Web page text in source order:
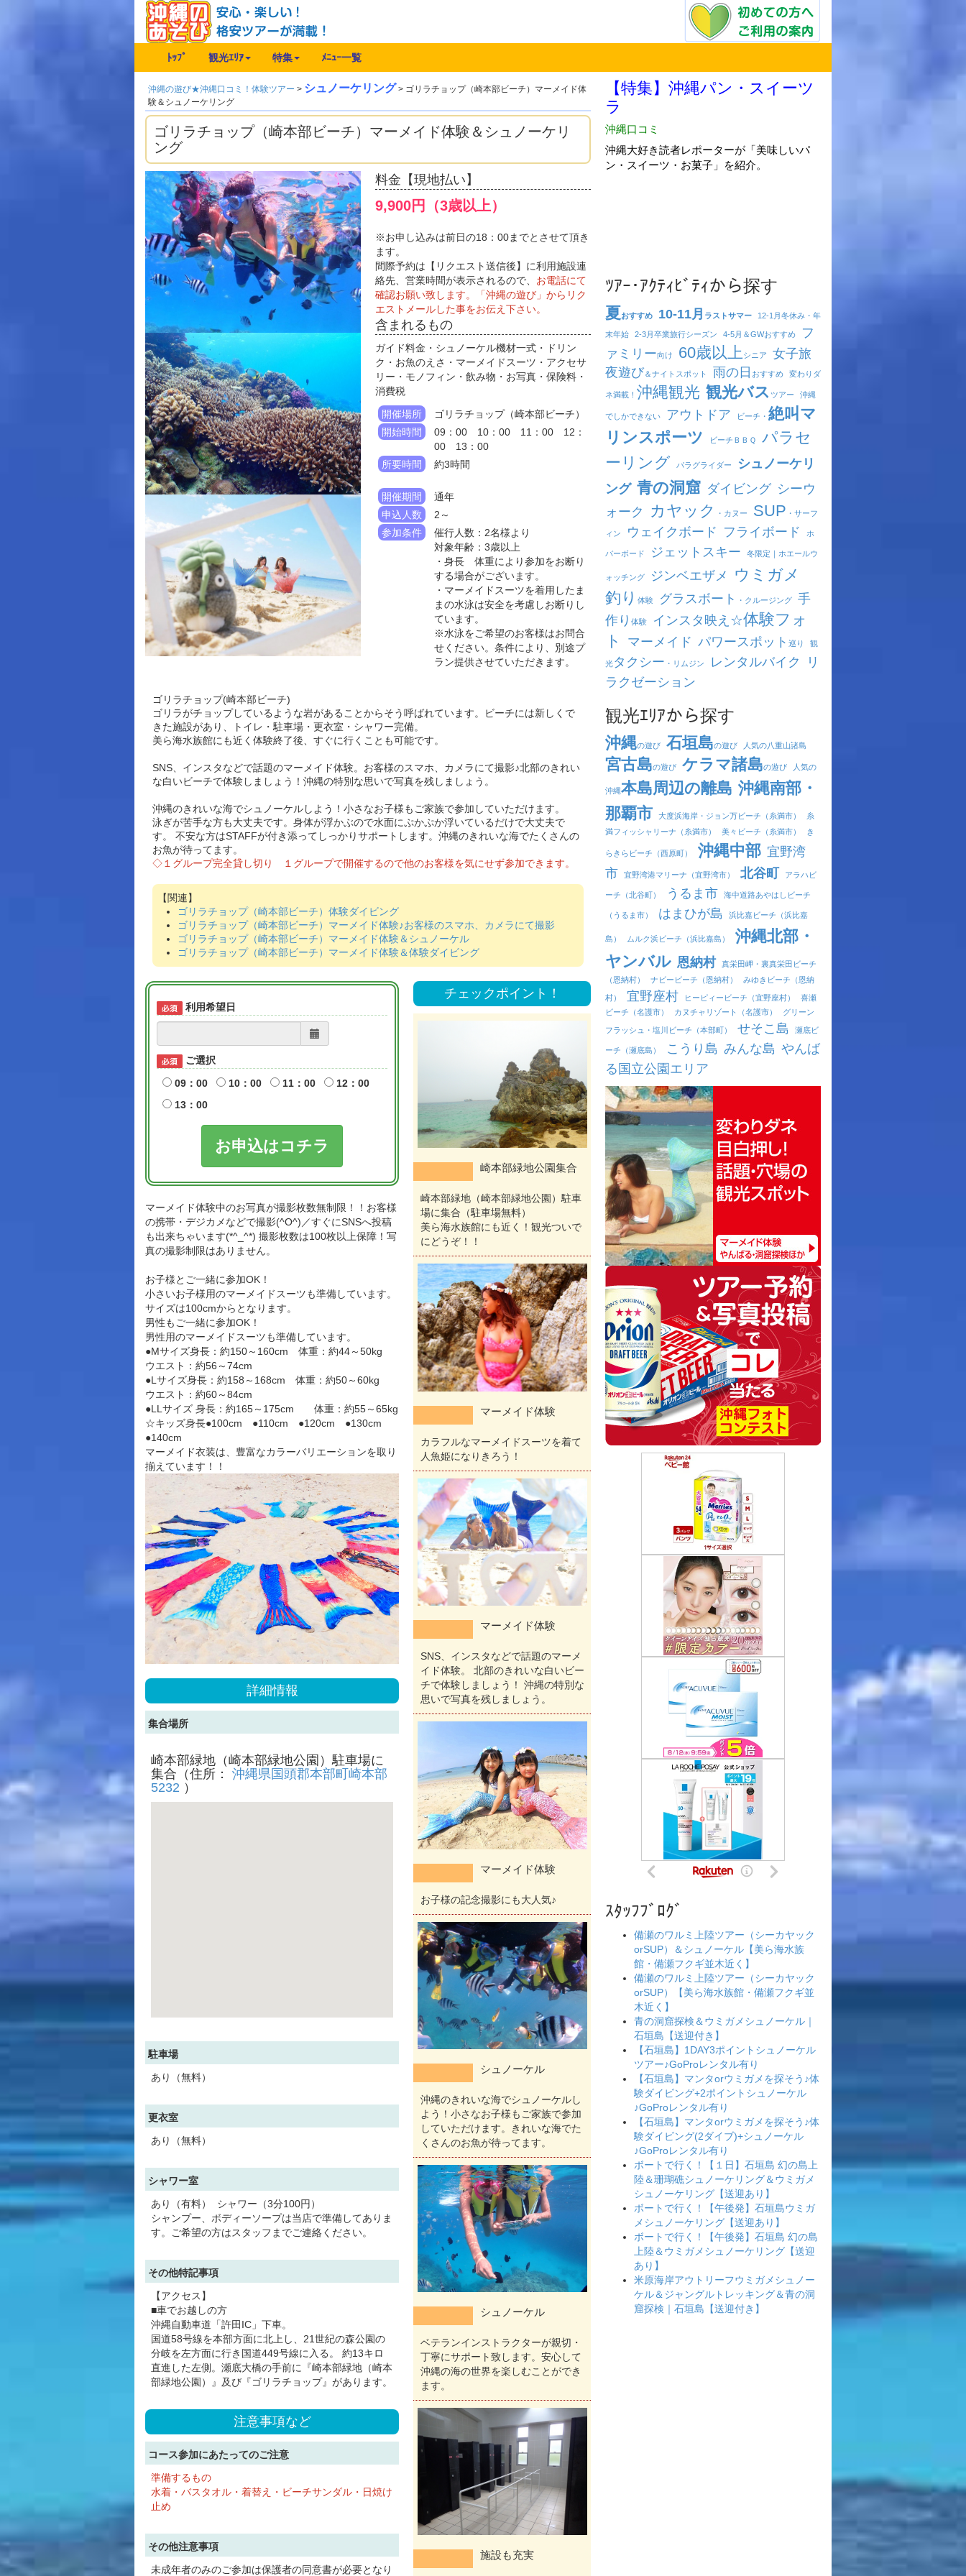
ﾄｯﾌﾟ 観光ｴﾘｱ 特集 ﾒﾆｭｰ一覧
沖縄の遊び★沖縄口コミ！体験ツアー > シュノーケリング > ゴリラチョップ（崎本部ビーチ）マーメイド体
験＆シュノーケリング
ゴリラチョップ（崎本部ビーチ）マーメイド体験＆シュノーケリ
ング
料金【現地払い】
9,900円（3歳以上）
※お申し込みは前日の18：00までとさせて頂き
ます。
間際予約は【リクエスト送信後】に利用施設連
絡先、営業時間が表示されるので、 お電話にて
確認お願い致します。「沖縄の遊び」からリク
エストメールした事をお伝え下さい。
含まれるもの
ガイド料金・シュノーケル機材一式・ドリン
ク・お魚のえさ・マーメイドスーツ・アクセサ
リー・モノフィン・飲み物・お写真・保険料・
消費税
開催場所
ゴリラチョップ（崎本部ビーチ）
開始時間
09：00 10：00 11：00 12：
00 13：00
所要時間
約3時間
開催期間
通年
申込人数
2～
参加条件
催行人数：2名様より
対象年齢：3歳以上
・身長 体重により参加をお断り
する場合がございます。
・マーメイドスーツを着用したま
まの水泳は安全を考慮しお断りし
ています。
※水泳をご希望のお客様はお問合
せください。条件により、別途プ
ラン提供させていただきます。
ゴリラチョップ(崎本部ビーチ)
​ゴリラがチョップしているような岩があることからそう呼ばれています。 ​ビーチには新しくで
きた施設があり、トイレ・駐車場・更衣室・シャワー完備。
美ら海水族館にも近く​体験終了後、すぐに行くことも可能です。
SNS、インスタなどで話題のマーメイド体験。お客様のスマホ、カメラにて撮影♪北部のきれい
な白いビーチで体験しましょう！沖縄の特別な思いで写真を残しましょう。
沖縄のきれいな海でシュノーケルしよう！小さなお子様もご家族で参加していただけます。
泳ぎが苦手な方も大丈夫です。身体が浮かぶので水面にぷかぷか浮いているだけで大丈夫で
す。 不安な方はSTAFFが付き添ってしっかりサポートします。​沖縄のきれいな海でたくさんの
お魚が待ってます。
◇１グループ完全貸し切り １グループで開催するので他のお客様を気にせず参加できます。
ゴリラチョップ（崎本部ビーチ）体験ダイビング
ゴリラチョップ（崎本部ビーチ）マーメイド体験♪お客様のスマホ、カメラにて撮影
ゴリラチョップ（崎本部ビーチ）マーメイド体験＆シュノーケル
ゴリラチョップ（崎本部ビーチ）マーメイド体験＆体験ダイビング
利用希望日
ご選択
09：00
10：00 11：00
12：00
13：00
お申込はコチラ
マーメイド体験中のお写真が撮影枚数無制限！！お客様
の携帯・デジカメなどで撮影(^O^)／​すぐにSNSへ投稿
も出来ちゃいます(*^_^*) 撮影枚数は100枚以上保障！写
真の撮影制限はありません。
お子様とご一緒に参加OK！
小さいお子様用のマーメイドスーツも準備しています。
サイズは100cmからとなります。
男性もご一緒に参加OK！
男性用のマーメイドスーツも準備しています。
●Mサイズ身長：約150～160cm 体重：約44～50kg
ウエスト：約56～74cm
●Lサイズ身長：約158～168cm 体重：約50～60kg
ウエスト：約60～84cm
●LLサイズ 身長：約165～175cm 体重：約55～65kg
☆キッズ身長●100cm ●110cm ●120cm ●130cm
●140cm
マーメイド衣装は、豊富なカラーバリエーションを取り
揃えています！！
詳細情報
集合場所
崎本部緑地（崎本部緑地公園）駐車場に
集合（住所：
沖縄県国頭郡本部町崎本部
5232 ）
駐車場
あり（無料）
更衣室
あり（無料）
シャワー室
あり（有料） シャワー（3分100円）
シャンプー、ボディーソープは当店で準備してありま
す。ご希望の方はスタッフまでご連絡ください。
その他特記事項
【アクセス】
■車でお越しの方
沖縄自動車道「許田IC」下車。
国道58号線を本部方面に北上し、21世紀の森公園の
分岐を左方面に行き国道449号線に入る。 約13キロ
直進した左側。瀬底大橋の手前に『崎本部緑地（崎本
部緑地公園）』及び『ゴリラチョップ』があります。
注意事項など
コース参加にあたってのご注意
準備するもの
水着・バスタオル・着替え・ビーチサンダル・日焼け
止め
その他注意事項
未成年者のみのご参加は保護者の同意書が必要となり
チェックポイント！
崎本部緑地公園集合
崎本部緑地（崎本部緑地公園）駐車
場に集合（駐車場無料）
美ら海水族館にも近く！観光ついで
にどうぞ！！
マーメイド体験
カラフルなマーメイドスーツを着て
人魚姫になりきろう！
マーメイド体験
SNS、インスタなどで話題のマーメ
イド体験。 北部のきれいな白いビー
チで体験しましょう！ 沖縄の特別な
思いで写真を残しましょう。
マーメイド体験
お子様の記念撮影にも大人気♪
シュノーケル
沖縄のきれいな海でシュノーケルし
よう！小さなお子様もご家族で参加
していただけます。きれいな海でた
くさんのお魚が待ってます。
シュノーケル
ベテランインストラクターが親切・
丁寧にサポート致します。安心して
沖縄の海の世界を楽しむことができ
ます。
施設も充実
ﾂｱｰ･ｱｸﾃｨﾋﾞﾃｨから探す
夏おすすめ 10-11月 ラストサマー 12-1月冬休み・年
末年始 2-3月卒業旅行シーズン 4-5月 ＆GWおすすめ
フ
ァミリー向け 60歳以上シニア
女子旅
夜遊び＆ナイトスポット 雨の日 おすすめ 変わりダ
ネ満載！ 沖縄観光 観光バス ツアー 沖縄
でしかできない アウトドア ビーチ・ 絶叫マ
リンスポーツ
ビーチ ＢＢＱ
パラセ
ーリング
パラグライダー
シュノーケリ
ング 青の洞窟 ダイビング シーウ
ォーク
カヤック ・カヌー SUP ・サーフ
ィン ウェイクボード フライボード ホ
バーボード ジェットスキー 冬限定｜ ホエールウ
ォッチング ジンベエザメ
ウミガメ
釣り 体験 グラスボート ・クルージング
手
作り 体験 インスタ映え☆体験フォ
ト
マーメイド パワースポット 巡り 観
光タクシー ・リムジン レンタルバイク
リ
ラクゼーション
観光ｴﾘｱから探す
沖縄の遊び 石垣島の遊び 人気の八重山諸島
宮古島の遊び ケラマ諸島の遊び 人気の
沖縄本島周辺の離島 沖縄南部・
那覇市
大度浜海岸・ジョン万ビーチ（糸満市）
糸
満フィッシャリーナ（糸満市）
美々ビーチ（糸満市） き
らきらビーチ（西原町） 沖縄中部 宜野湾
市
宜野湾港マリーナ（宜野湾市） 北谷町 アラハビ
ーチ（北谷町） うるま市 海中道路あやはしビーチ
（うるま市） はまひが島 浜比嘉ビーチ（浜比嘉
島） ムルク浜ビーチ（浜比嘉島）
沖縄北部・
ヤンバル 恩納村
真栄田岬・裏真栄田ビーチ
（恩納村）
ナビービーチ（恩納村） みゆきビーチ（恩納
村） 宜野座村 ヒーピィービーチ（宜野座村）
喜瀬
ビーチ（名護市）
カヌチャリゾート（名護市） グリーン
フラッシュ・塩川ビーチ（本部町） せそこ島 瀬底ビ
ーチ（瀬底島） こうり島 みんな島 やんば
る国立公園エリア
ｽﾀｯﾌﾌﾞﾛｸﾞ
備瀬のワルミ上陸ツアー（シーカヤック
orSUP）＆シュノーケル【美ら海水族
館・備瀬フクギ並木近く】
備瀬のワルミ上陸ツアー（シーカヤック
orSUP）【美ら海水族館・備瀬フクギ並
木近く】
青の洞窟探検＆ウミガメシュノーケル｜
石垣島【送迎付き】
【石垣島】1DAY3ポイントシュノーケル
ツアー♪GoProレンタル有り
【石垣島】マンタorウミガメを探そう♪体
験ダイビング+2ポイントシュノーケル
♪GoProレンタル有り
【石垣島】マンタorウミガメを探そう♪体
験ダイビング(2ダイブ)+シュノーケル
♪GoProレンタル有り
ボートで行く！【１日】石垣島 幻の島上
陸＆珊瑚礁シュノーケリング＆ウミガメ
シュノーケリング【送迎あり】
ボートで行く！【午後発】石垣島ウミガ
メシュノーケリング【送迎あり】
ボートで行く！【午後発】石垣島 幻の島
上陸＆ウミガメシュノーケリング【送迎
あり】
米原海岸アウトリーフウミガメシュノー
ケル＆ジャングルトレッキング＆青の洞
窟探検｜石垣島【送迎付き】